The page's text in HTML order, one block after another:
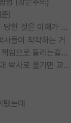
)
대학원생들 교수에게 가스라이팅 당한 것은 이해가 갑니다. 안타깝네요.
사들이 착각하는 거
왜 후배가 못하는걸 교수님은 내 책임으로 돌리는걸까요?
SSH 박사과정을 그만두고 지방대 박사로 옮기면 교수의 꿈은 끝일까요?
는데